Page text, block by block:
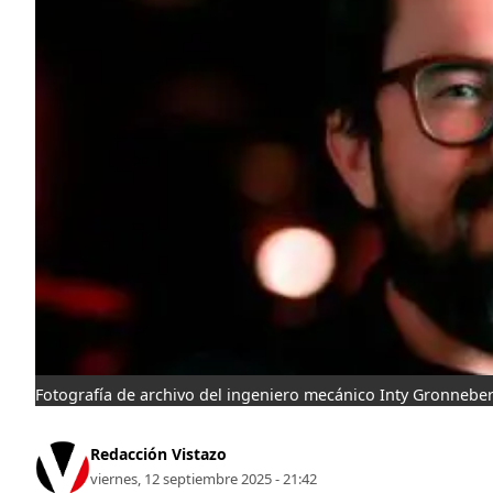
Fotografía de archivo del ingeniero mecánico Inty
Redacción Vistazo
viernes, 12 septiembre 2025 - 21:42